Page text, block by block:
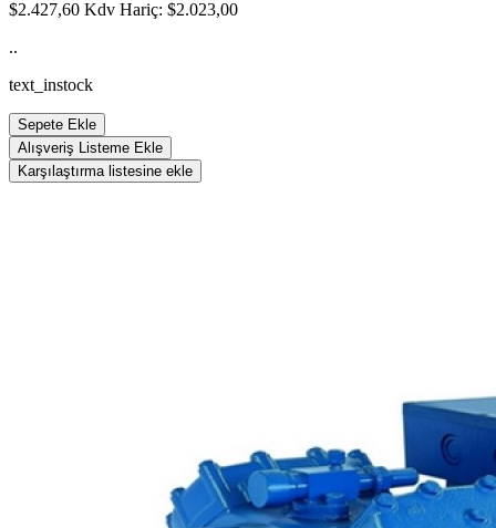
$2.427,60 Kdv Hariç: $2.023,00
..
text_instock
Sepete Ekle
Alışveriş Listeme Ekle
Karşılaştırma listesine ekle